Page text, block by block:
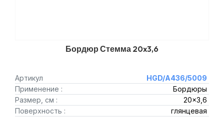
Бордюр Стемма 20x3,6
Артикул
HGD/A436/5009
Применение :
Бордюры
Размер, см :
20x3,6
Поверхность :
глянцевая